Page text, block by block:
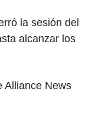
la sesión del
alcanzar los
Alliance News